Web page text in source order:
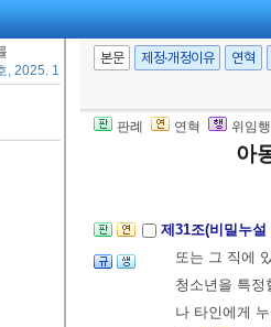
, 2025. 11. 11., 타법개정]
본문 제정·개정이유 연혁
판례 연혁 위임
아
제30조(피해아
4. 22.>
② 제1항에 따
지를 준용한다.
제31조(비밀누
또는 그 직에
청소년을 특
나 타인에게